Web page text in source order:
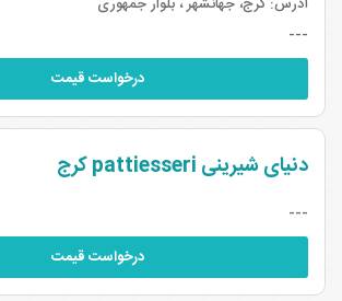
آدرس: کرج، جهانشهر ، بلوار جمهوری
---
درخواست قیمت
دنیای شیرینی pattiesseri کرج
---
درخواست قیمت